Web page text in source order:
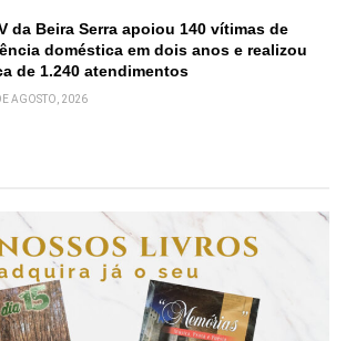
da Beira Serra apoiou 140 vítimas de
doméstica em dois anos e realizou
de 1.240 atendimentos
AGOSTO, 2026